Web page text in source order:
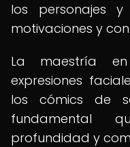
los personajes
motivaciones y
La maestría
expresiones
los cómics de
fundamental
profundidad y